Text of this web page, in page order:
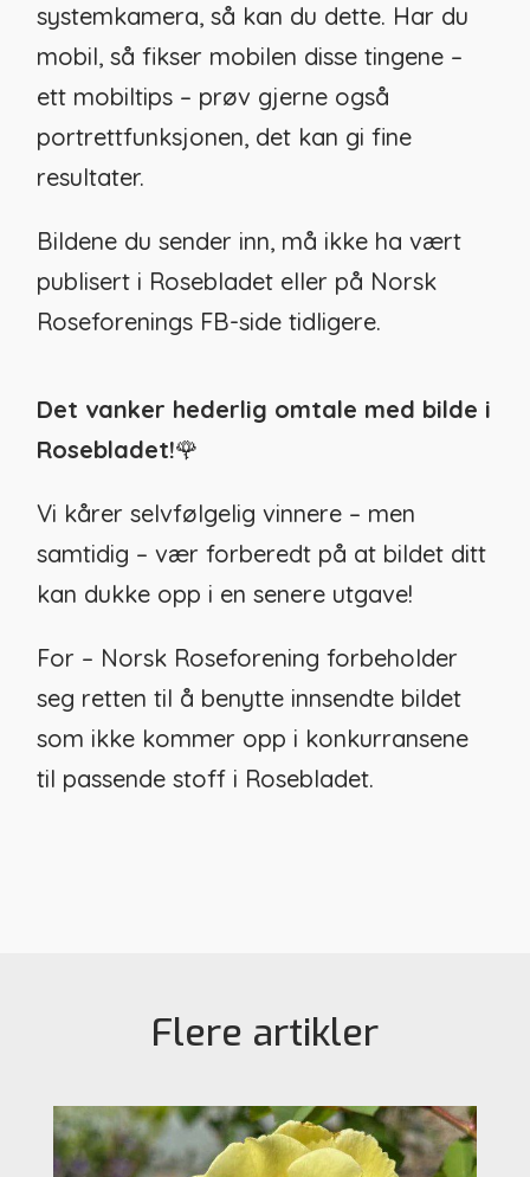
systemkamera, så kan du dette. Har du
mobil, så fikser mobilen disse tingene –
ett mobiltips – prøv gjerne også
portrettfunksjonen, det kan gi fine
resultater.
Bildene du sender inn, må ikke ha vært
publisert i Rosebladet eller på Norsk
Roseforenings FB-side tidligere.
Det vanker hederlig omtale med bilde i
Rosebladet!🌹
Vi kårer selvfølgelig vinnere – men
samtidig – vær forberedt på at bildet ditt
kan dukke opp i en senere utgave!
For – Norsk Roseforening forbeholder
seg retten til å benytte innsendte bildet
som ikke kommer opp i konkurransene
til passende stoff i Rosebladet.
Flere artikler